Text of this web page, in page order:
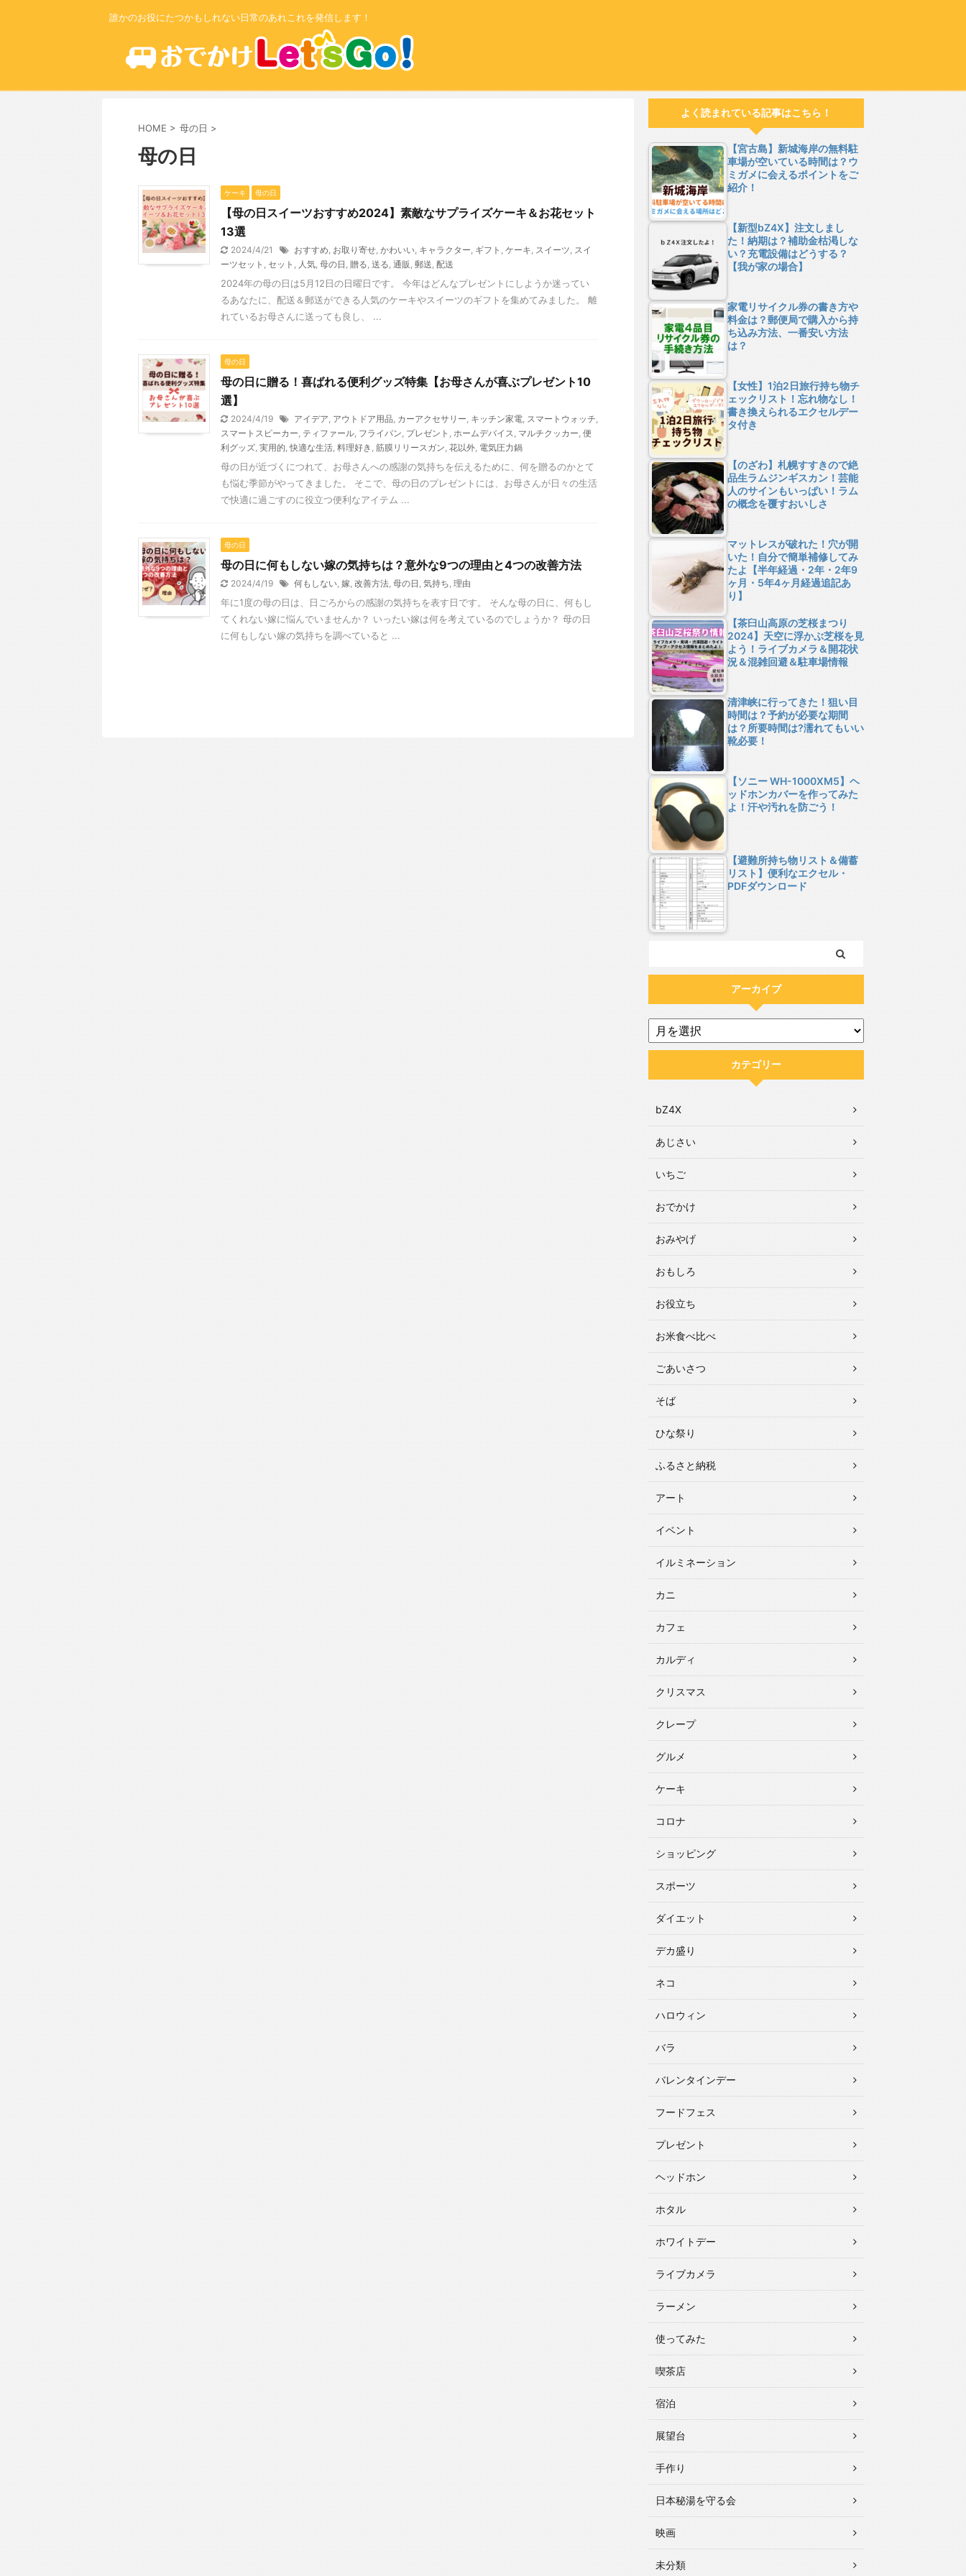
誰かのお役にたつかもしれない日常のあれこれを発信します！
HOME > 母の日 >
母の日
ケーキ 母の日
【母の日スイーツおすすめ2024】素敵なサプライズケーキ＆お花セット
13選
2024/4/21 おすすめ, お取り寄せ, かわいい, キャラクター, ギフト , ケーキ, スイーツ, スイ
ーツセット , セット , 人気, 母の日 , 贈る, 送る, 通販, 郵送, 配送
2024年の母の日は5月12日の日曜日です。 今年はどんなプレゼントにしようか迷ってい
るあなたに、配送＆郵送ができる人気のケーキやスイーツのギフトを集めてみました。 離
れているお母さんに送っても良し、 ...
母の日
母の日に贈る！喜ばれる便利グッズ特集【お母さんが喜ぶプレゼント10
選】
2024/4/19 アイデア, アウトドア用品, カーアクセサリー, キッチン家電, スマートウォッチ,
スマートスピーカー, ティファール, フライパン, プレゼント , ホームデバイス, マルチクッカー, 便
利グッズ, 実用的,快適な生活, 料理好き , 筋膜リリースガン, 花以外, 電気圧力鍋
母の日が近づくにつれて、お母さんへの感謝の気持ちを伝えるために、何を贈るのかとて
も悩む季節がやってきました。 そこで、母の日のプレゼントには、お母さんが日々の生活
で快適に過ごすのに役立つ便利なアイテム ...
母の日
母の日に何もしない嫁の気持ちは？意外な9つの理由と4つの改善方法
2024/4/19 何もしない, 嫁, 改善方法, 母の日 , 気持ち, 理由
年に1度の母の日は、日ごろからの感謝の気持ちを表す日です。 そんな母の日に、何もし
てくれない嫁に悩んでいませんか？ いったい嫁は何を考えているのでしょうか？ 母の日
に何もしない嫁の気持ちを調べていると ...
よく読まれている記事はこちら！
【宮古島】新城海岸の無料駐
車場が空いている時間は？ウ
ミガメに会えるポイントをご
紹介！
【新型bZ4X】注文しまし
た！納期は？補助金枯渇しな
い？充電設備はどうする？
【我が家の場合】
家電リサイクル券の書き方や
料金は？郵便局で購入から持
ち込み方法、一番安い方法
は？
【女性】1泊2日旅行持ち物チ
ェックリスト！忘れ物なし！
書き換えられるエクセルデー
タ付き
【のざわ】札幌すすきので絶
品生ラムジンギスカン！芸能
人のサインもいっぱい！ラム
の概念を覆すおいしさ
マットレスが破れた！穴が開
いた！自分で簡単補修してみ
たよ【半年経過・2年・2年9
ヶ月・5年4ヶ月経過追記あ
り】
【茶臼山高原の芝桜まつり
2024】天空に浮かぶ芝桜を見
よう！ライブカメラ＆開花状
況＆混雑回避＆駐車場情報
清津峡に行ってきた！狙い目
時間は？予約が必要な期間
は？所要時間は?濡れてもいい
靴必要！
【ソニー WH-1000XM5】ヘ
ッドホンカバーを作ってみた
よ！汗や汚れを防ごう！
【避難所持ち物リスト＆備蓄
リスト】便利なエクセル・
PDFダウンロード
アーカイブ
カテゴリー
bZ4X
あじさい
いちご
おでかけ
おみやげ
おもしろ
お役立ち
お米食べ比べ
ごあいさつ
そば
ひな祭り
ふるさと納税
アート
イベント
イルミネーション
カニ
カフェ
カルディ
クリスマス
クレープ
グルメ
ケーキ
コロナ
ショッピング
スポーツ
ダイエット
デカ盛り
ネコ
ハロウィン
バラ
バレンタインデー
フードフェス
プレゼント
ヘッドホン
ホタル
ホワイトデー
ライブカメラ
ラーメン
使ってみた
喫茶店
宿泊
展望台
手作り
日本秘湯を守る会
映画
未分類